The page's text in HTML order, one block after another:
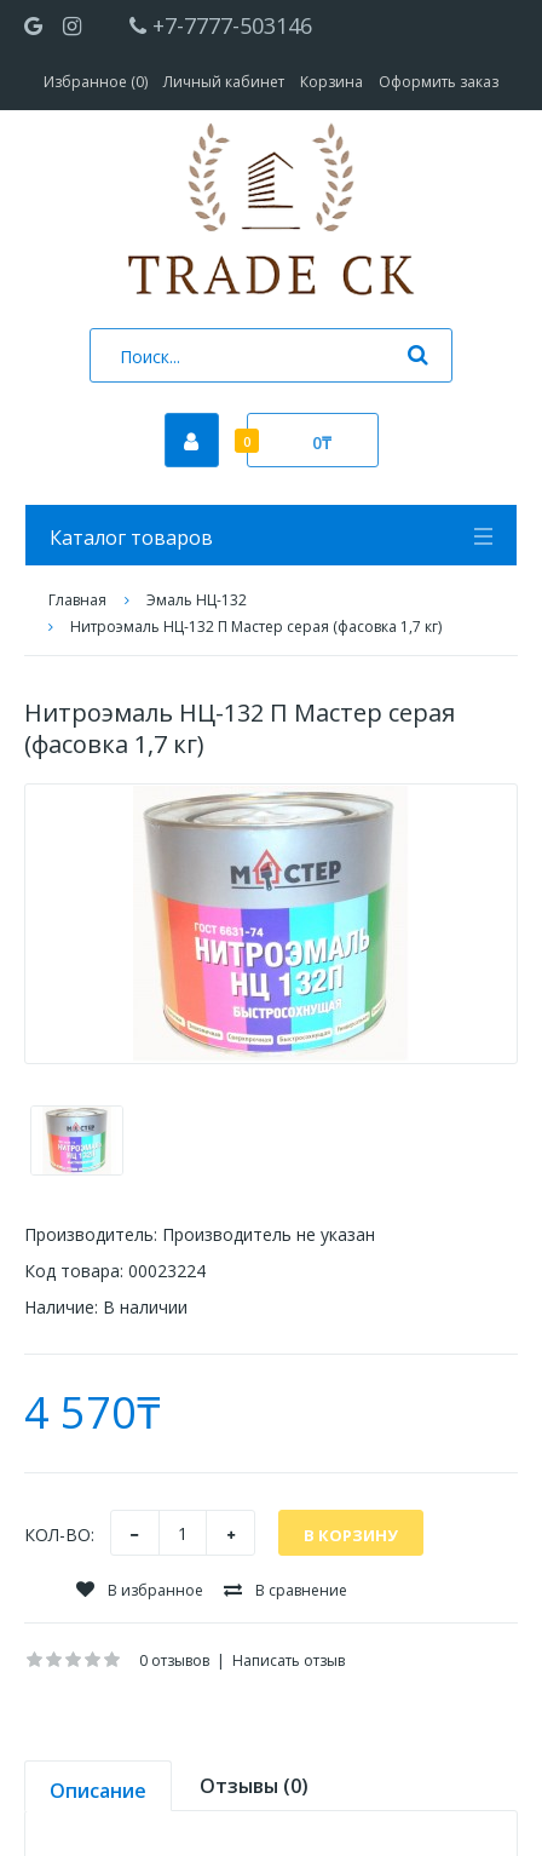
+7-7777-503146
Избранное (0) Личный кабинет Корзина Оформить заказ
0 0₸
Каталог товаров
Главная
Эмаль НЦ-132
Нитроэмаль НЦ-132 П Мастер серая (фасовка 1,7 кг)
Нитроэмаль НЦ-132 П Мастер серая
(фасовка 1,7 кг)
Производитель: Производитель не указан
Код товара: 00023224
Наличие: В наличии
4 570₸
КОЛ-ВО:
В избранное В сравнение
0 отзывов | Написать отзыв
Описание Отзывы (0)